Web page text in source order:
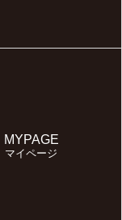
MYPAGE
マイページ